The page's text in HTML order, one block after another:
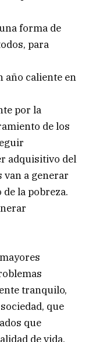
forma de
para
año caliente en
por la
de los
adquisitivo del
van a generar
la pobreza.
tranquilo,
que
que
de vida,